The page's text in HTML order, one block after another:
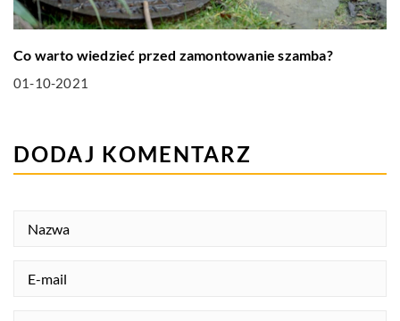
Co warto wiedzieć przed zamontowanie szamba?
01-10-2021
DODAJ KOMENTARZ